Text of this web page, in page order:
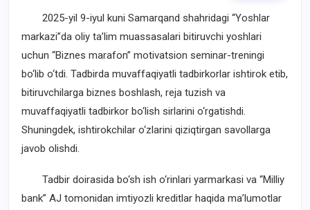
2025-yil 9-iyul kuni Samarqand shahridagi “Yoshlar
markazi”da oliy ta’lim muassasalari bitiruvchi yoshlari
uchun “Biznes marafon” motivatsion seminar-treningi
bo‘lib o‘tdi. Tadbirda muvaffaqiyatli tadbirkorlar ishtirok etib,
bitiruvchilarga biznes boshlash, reja tuzish va
muvaffaqiyatli tadbirkor bo‘lish sirlarini o‘rgatishdi.
Shuningdek, ishtirokchilar o‘zlarini qiziqtirgan savollarga
javob olishdi.
Tadbir doirasida bo‘sh ish o‘rinlari yarmarkasi va “Milliy
bank” AJ tomonidan imtiyozli kreditlar haqida ma’lumotlar